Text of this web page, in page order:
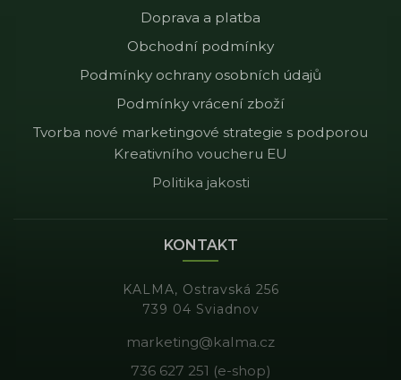
Doprava a platba
Obchodní podmínky
Podmínky ochrany osobních údajů
Podmínky vrácení zboží
Tvorba nové marketingové strategie s podporou
Kreativního voucheru EU
Politika jakosti
KONTAKT
KALMA, Ostravská 256
739 04 Sviadnov
marketing@kalma.cz
736 627 251 (e-shop)